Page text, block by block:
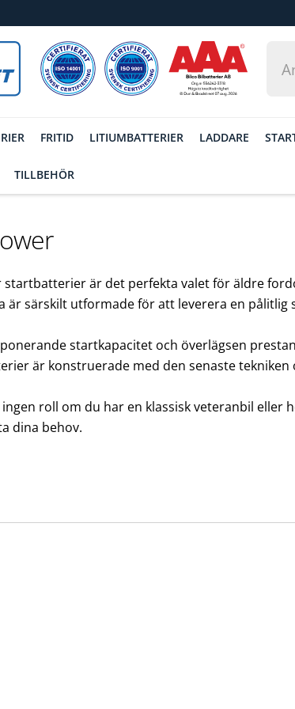
FRITID LITIUMBATTERIER LADDARE
TILLBEHÖR
startbatterier är det perfekta valet för äldre
är särskilt utformade för att leverera en
startkapacitet och överlägsen
är konstruerade med den senaste
ingen roll om du har en klassisk veteranbil
dina behov.